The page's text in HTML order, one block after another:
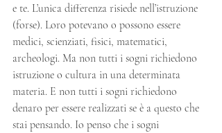
e te. L’unica differenza risiede nell’istruzione
(forse). Loro potevano o possono essere
medici, scienziati, fisici, matematici,
archeologi. Ma non tutti i sogni richiedono
istruzione o cultura in una determinata
materia. E non tutti i sogni richiedono
denaro per essere realizzati se è a questo che
stai pensando. Io penso che i sogni